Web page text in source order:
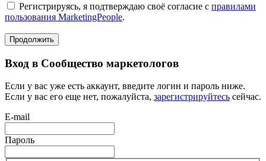
Регистрируясь, я подтверждаю своё согласие с правилами
пользования MarketingPeople.
Продолжить
Вход в Сообщество маркетологов
Если у вас уже есть аккаунт, введите логин и пароль ниже.
Если у вас его еще нет, пожалуйста, зарегистрируйтесь сейчас.
E-mail
Пароль